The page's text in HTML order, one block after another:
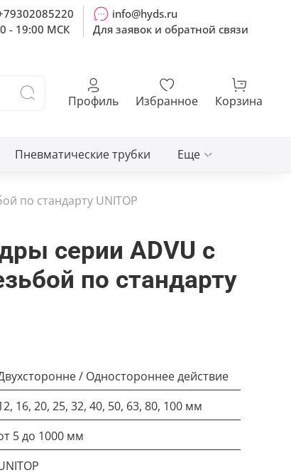
- 19:00 МСК
info@hyds.ru
Для заявок и обратной связи
Профиль Избранное Корзина
Пневматические трубки Еще
по стандарту UNITOP
серии ADVU с
по стандарту
/ Одностороннее действие
16, 20, 25, 32, 40, 50, 63, 80, 100 мм
5 до 1000 мм